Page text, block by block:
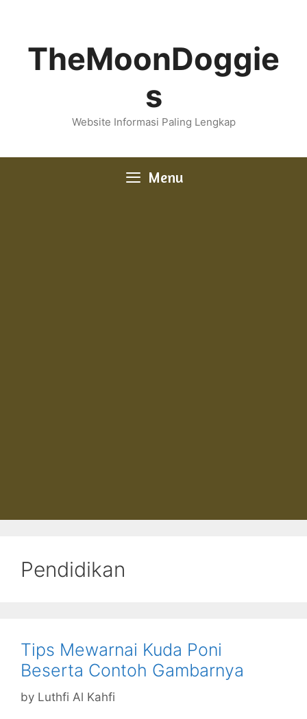
TheMoonDoggie
s
Website Informasi Paling Lengkap
Menu
Pendidikan
Tips Mewarnai Kuda Poni
Beserta Contoh Gambarnya
by Luthfi Al Kahfi